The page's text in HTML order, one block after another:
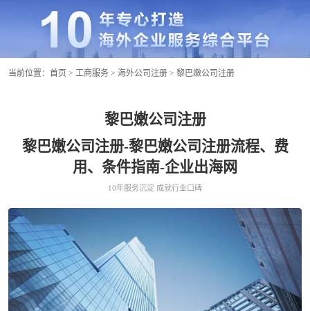
当前位置： 首页 > 工商服务 > 海外公司注册 > 黎巴嫩公司注册
黎巴嫩公司注册
黎巴嫩公司注册-黎巴嫩公司注册流程、费
用、条件指南-企业出海网
10年服务沉淀 成就行业口碑